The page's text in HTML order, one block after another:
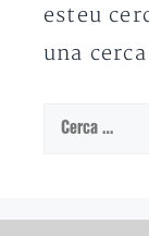
esteu
una
Cerca: